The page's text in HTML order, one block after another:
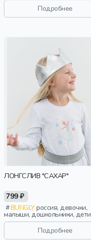
Подробнее
ЛОНГСЛИВ "САХАР"
799 ₽
BUNGLYроссия, девочки,
малыши, дошкольники, дети
Подробнее